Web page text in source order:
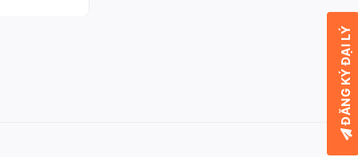
ĐĂNG KÝ ĐẠI LÝ